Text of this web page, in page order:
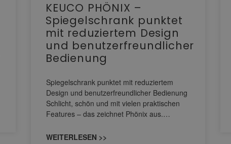
KEUCO PHÖNIX –
Spiegelschrank punktet
mit reduziertem Design
und benutzerfreundlicher
Bedienung
Spiegelschrank punktet mit reduziertem
Design und benutzerfreundlicher Bedienung
Schlicht, schön und mit vielen praktischen
Features – das zeichnet Phönix aus.…
WEITERLESEN >>